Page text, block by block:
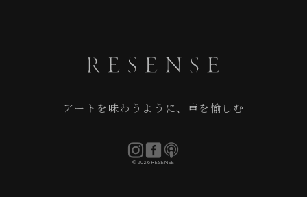
アートを味わうように、車を愉しむ
©2026 RESENSE